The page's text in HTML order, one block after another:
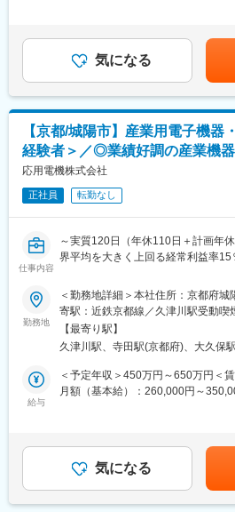
◆オーダーメイドで設計製作するた
から携わり、裁量の大きな仕事がで
◆半導体・自動車・医療など様々な
しており、
業界最先端の技術に携わることがで
◆装置全体を自社内で設計製作する
各分野の技術者と関わる機会が多く
境です。
・ロボットおよび自動化装置向け制
・モータ、センサ、エンコーダ等の
・ロボット機体のハーネス設計、配
の出張あり）
※ご経験に応じて、開発チームのマ
もお任せしたいと考えており、将来
候補としての活躍を期待しています。
■組織構成：
開発本部制御開発部は、幹部3名、
ります。
同社では2017年9月に「働き方支援
やすい環境の推進を進めております
革事例集」にも取り上げられており
ては、新本社工場を2016年に竣工し
や、社員同士のコミュニケーショ
オフィス、健康診断室を設置し産業
・身近にあるスマートフォンや薄型
るところで活用されるプラスチック
役割を果たすのが取出ロボットです
します。賃金はあくまでも目安の金
する可能性があります。月給(月額)
気になる
【京都/城陽市】産業用電子機器
経験者＞／◎業績好調の産業機
応用電機株式会社
正社員 転勤なし
仕事内容
～実質120日（年休110日＋計画年
界平均を大きく上回る経常利益率
■業務内容：
工場における計測、検査装置や自動
器・装置の開発・製造に携わる当社
任せいたします。
※ご経験・希望を考慮して決定します
検査装置の通信や測定制御を行う
アの開発 など
勤務地
＜勤務地詳細＞本社住所：京都府
寄駅：近鉄京都線／久津川駅受動喫
範囲：会社の定める事業所
【最寄り駅】
久津川駅、寺田駅(京都府)、大久保
給与
＜予定年収＞450万円～650万円＜
月額（基本給）：260,000円～
4ヶ月程度■昇給：年1回（7月）賃
り、選考を通じて上下する可能性が
当を含めた表記です。
気になる